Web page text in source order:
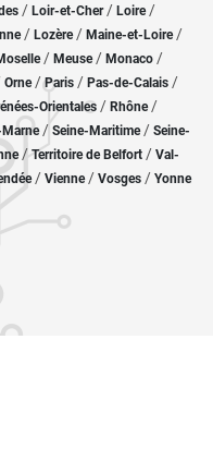
/ Loir-et-Cher/ Loire/
/ Lozère / Maine-et-Loire/
/ Meuse/ Monaco /
Orne/Paris / Pas-de-Calais /
Orientales / Rhône/
/ Seine-Maritime/ Seine-
/Territoire de Belfort / Val-
/ Vienne/ Vosges / Yonne